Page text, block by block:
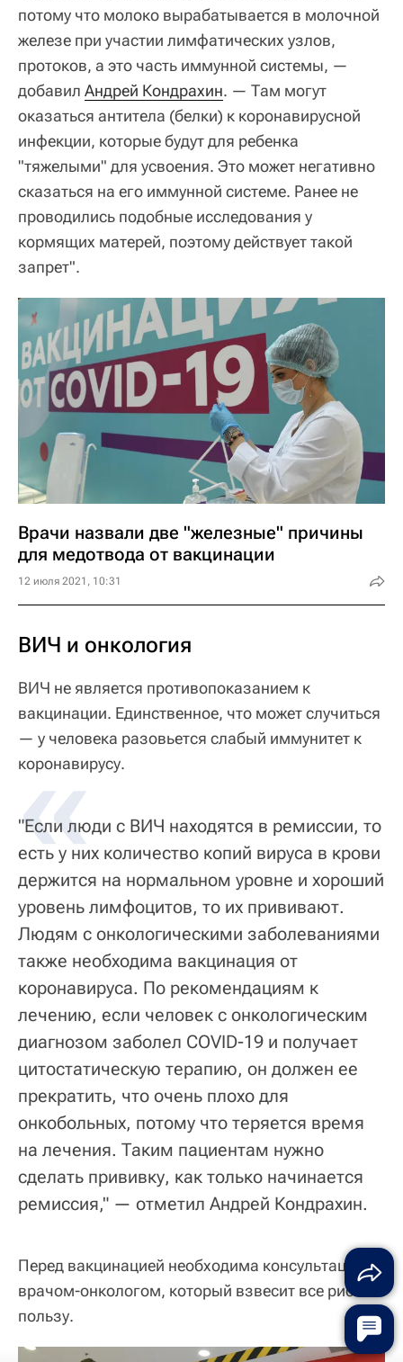
потому что молоко вырабатывается в молочной
железе при участии лимфатических узлов,
протоков, а это часть иммунной системы, —
добавил Андрей Кондрахин. — Там могут
оказаться антитела (белки) к коронавирусной
инфекции, которые будут для ребенка
"тяжелыми" для усвоения. Это может негативно
сказаться на его иммунной системе. Ранее не
проводились подобные исследования у
кормящих матерей, поэтому действует такой
запрет".
Врачи назвали две "железные" причины
для медотвода от вакцинации
12 июля 2021, 10:31
ВИЧ и онкология
ВИЧ не является противопоказанием к
вакцинации. Единственное, что может случиться
— у человека разовьется слабый иммунитет к
коронавирусу.
«
"Если люди с ВИЧ находятся в ремиссии, то
есть у них количество копий вируса в крови
держится на нормальном уровне и хороший
уровень лимфоцитов, то их прививают.
Людям с онкологическими заболеваниями
также необходима вакцинация от
коронавируса. По рекомендациям к
лечению, если человек с онкологическим
диагнозом заболел COVID-19 и получает
цитостатическую терапию, он должен ее
прекратить, что очень плохо для
онкобольных, потому что теряется время
на лечения. Таким пациентам нужно
сделать прививку, как только начинается
ремиссия," — отметил Андрей Кондрахин.
Перед вакцинацией необходима консультация с
врачом-онкологом, который взвесит все риски и
пользу.